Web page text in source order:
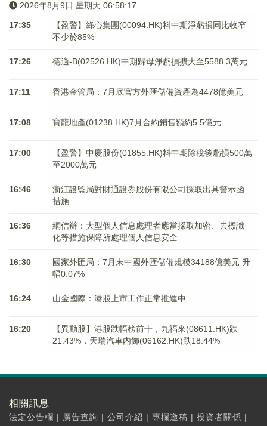
2026年8月9日 星期天 06:58:17
17:35
【盈警】綠心集團(00094.HK)料中期淨虧損同比收窄
不少於85%
17:26 德適-B(02526.HK)中期歸母淨虧損擴大至5588.3萬元
17:11 香港金管局：7月底官方外匯儲備資產為4478億美元
17:08 寶龍地產(01238.HK)7月合約銷售額約5.5億元
17:00
【盈警】中慶股份(01855.HK)料中期除稅後虧損500萬
至2000萬元
16:46
浙江證監局對財通證券股份有限公司採取出具警示函
措施
16:36
網信辦：大型個人信息處理者應當採取加密、去標識
化等措施保障所處理個人信息安全
16:30
國家外匯局：7月末中國外匯儲備規模34188億美元 升
幅0.07%
16:24 山金國際：港股上市工作正常推進中
16:20
【異動股】港股跌幅榜前十，九福來(08611.HK)跌
21.43%，天瑞汽車内飾(06162.HK)跌18.44%
相關訊息
法定公告欄 | 廣告查詢 | 公司介紹 | 專欄邀稿 | 投資者關係 |